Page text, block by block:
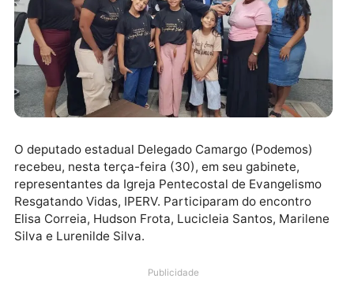
O deputado estadual Delegado Camargo (Podemos)
recebeu, nesta terça-feira (30), em seu gabinete,
Resgatando Vidas, IPERV. Participaram do encontro